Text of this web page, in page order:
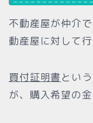
不動産屋が仲介
動産屋に対して行
買付証明書とい
が、購入希望の